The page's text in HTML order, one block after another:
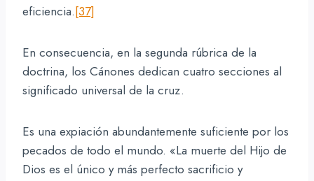
eficiencia.[37]
En consecuencia, en la segunda rúbrica de la
doctrina, los Cánones dedican cuatro secciones al
significado universal de la cruz.
Es una expiación abundantemente suficiente por los
pecados de todo el mundo. «La muerte del Hijo de
Dios es el único y más perfecto sacrificio y